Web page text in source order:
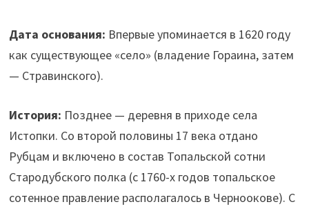
Дата основания: Впервые упоминается в 1620 году
как существующее «село» (владение Гораина, затем
— Стравинского).
История: Позднее — деревня в приходе села
Истопки. Со второй половины 17 века отдано
Рубцам и включено в состав Топальской сотни
Стародубского полка (с 1760-х годов топальское
сотенное правление располагалось в Черноокове). С